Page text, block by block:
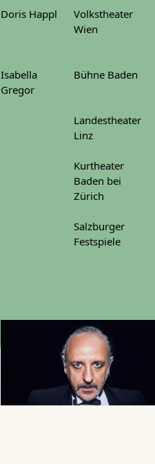
Doris Happl
Volkstheater
Wien
Isabella
Gregor
Bühne Baden
Landestheater
Linz
Kurtheater
Baden bei
Zürich
Salzburger
Festspiele